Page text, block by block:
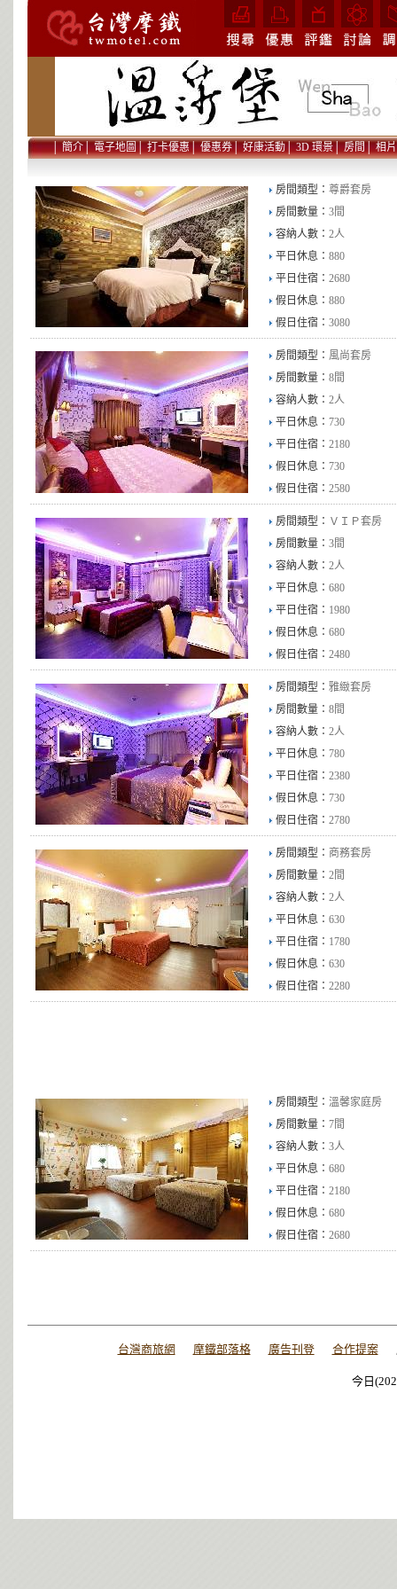
│簡介│電子地圖│打卡優惠│優惠券│好康活動│3D 環景│房間│相片
房間類型： 尊爵套房
房間數量： 3間
容納人數： 2人
平日休息： 880
平日住宿： 2680
假日休息： 880
假日住宿： 3080
房間類型： 風尚套房
房間數量： 8間
容納人數： 2人
平日休息： 730
平日住宿： 2180
假日休息： 730
假日住宿： 2580
房間類型： ＶＩＰ套房
房間數量： 3間
容納人數： 2人
平日休息： 680
平日住宿： 1980
假日休息： 680
假日住宿： 2480
房間類型： 雅緻套房
房間數量： 8間
容納人數： 2人
平日休息： 780
平日住宿： 2380
假日休息： 730
假日住宿： 2780
房間類型： 商務套房
房間數量： 2間
容納人數： 2人
平日休息： 630
平日住宿： 1780
假日休息： 630
假日住宿： 2280
房間類型： 溫馨家庭房
房間數量： 7間
容納人數： 3人
平日休息： 680
平日住宿： 2180
假日休息： 680
假日住宿： 2680
台灣商旅網 摩鐵部落格 廣告刊登 合作提案
今日